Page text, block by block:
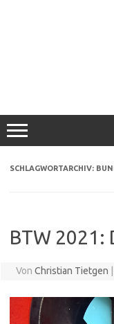
SCHLAGWORTARCHIV:
BTW 2021:
Von Christian Tietgen |